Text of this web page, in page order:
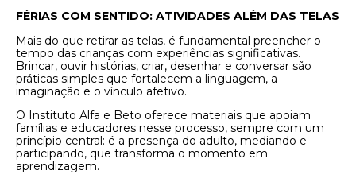
FÉRIAS COM SENTIDO: ATIVIDADES ALÉM DAS TELAS
Mais do que retirar as telas, é fundamental preencher o
tempo das crianças com experiências significativas.
Brincar, ouvir histórias, criar, desenhar e conversar são
práticas simples que fortalecem a linguagem, a
imaginação e o vínculo afetivo.
O Instituto Alfa e Beto oferece materiais que apoiam
famílias e educadores nesse processo, sempre com um
princípio central: é a presença do adulto, mediando e
participando, que transforma o momento em
aprendizagem.